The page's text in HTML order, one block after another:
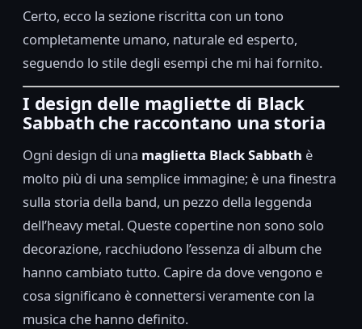
Certo, ecco la sezione riscritta con un tono
completamente umano, naturale ed esperto,
seguendo lo stile degli esempi che mi hai fornito.
I design delle magliette di Black
Sabbath che raccontano una storia
Ogni design di una maglietta Black Sabbath è
molto più di una semplice immagine; è una finestra
sulla storia della band, un pezzo della leggenda
dell’heavy metal. Queste copertine non sono solo
decorazione, racchiudono l’essenza di album che
hanno cambiato tutto. Capire da dove vengono e
cosa significano è connettersi veramente con la
musica che hanno definito.